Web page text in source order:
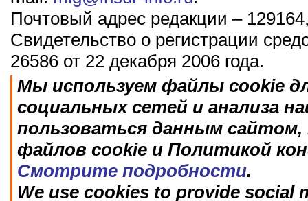
Почтовый адрес редакции –
Свидетельство о регистрации
26586 от 22 декабря 2006 года.
Мы используем файлы cookie
социальных сетей и анализа
пользоваться данным
файлов cookie и Политикой
Смотрите подробности.
We use cookies to provide social